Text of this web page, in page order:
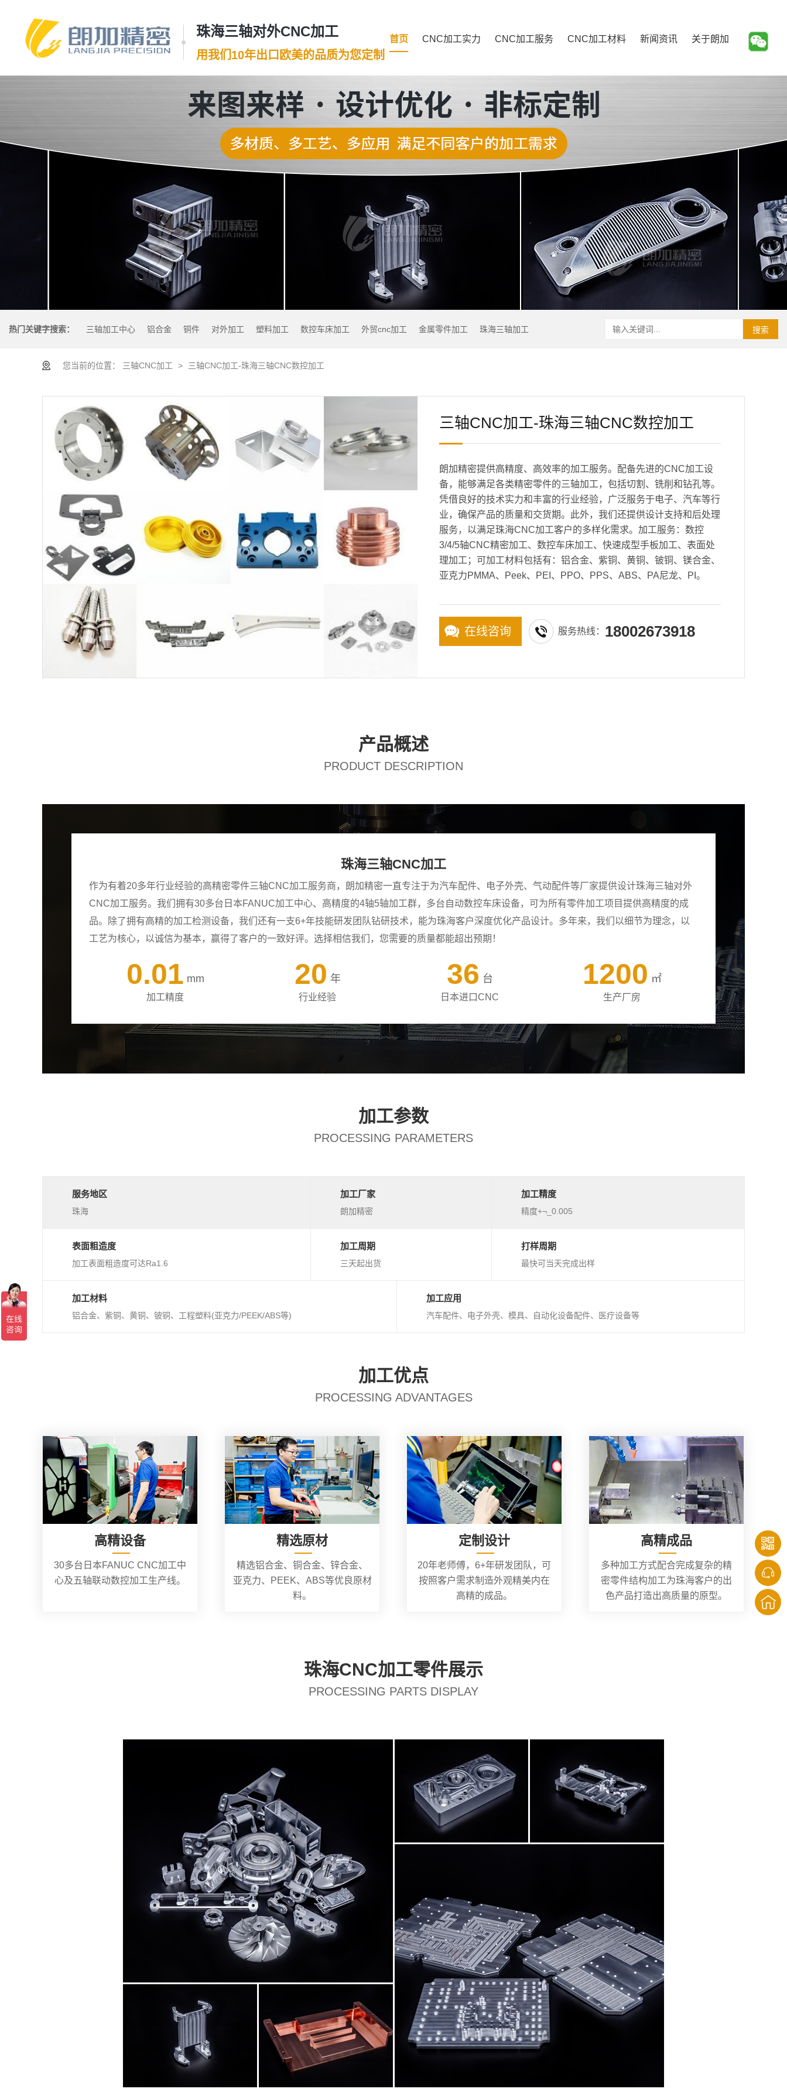
珠海三轴对外CNC加工
用我们10年出口欧美的品质为您定制
首页 CNC加工实力 CNC加工服务 CNC加工材料 新闻资讯 关于朗加
热门关键字搜索： 三轴加工中心 铝合金 铜件 对外加工 塑料加工 数控车床加工 外贸cnc加工 金属零件加工 珠海三轴加工 搜索
您当前的位置： 三轴CNC加工 > 三轴CNC加工-珠海三轴CNC数控加工
三轴CNC加工-珠海三轴CNC数控加工
朗加精密提供高精度、高效率的加工服务。配备先进的CNC加工设
备，能够满足各类精密零件的三轴加工，包括切割、铣削和钻孔等。
凭借良好的技术实力和丰富的行业经验，广泛服务于电子、汽车等行
业，确保产品的质量和交货期。此外，我们还提供设计支持和后处理
服务，以满足珠海CNC加工客户的多样化需求。加工服务：数控
3/4/5轴CNC精密加工、数控车床加工、快速成型手板加工、表面处
理加工；可加工材料包括有：铝合金、紫铜、黄铜、铍铜、镁合金、
亚克力PMMA、Peek、PEI、PPO、PPS、ABS、PA尼龙、PI。
在线咨询 服务热线： 18002673918
产品概述
PRODUCT DESCRIPTION
珠海三轴CNC加工
作为有着20多年行业经验的高精密零件三轴CNC加工服务商，朗加精密一直专注于为汽车配件、电子外壳、气动配件等厂家提供设计珠海三轴对外
CNC加工服务。我们拥有30多台日本FANUC加工中心、高精度的4轴5轴加工群，多台自动数控车床设备，可为所有零件加工项目提供高精度的成
品。除了拥有高精的加工检测设备，我们还有一支6+年技能研发团队钻研技术，能为珠海客户深度优化产品设计。多年来，我们以细节为理念，以
工艺为核心，以诚信为基本，赢得了客户的一致好评。选择相信我们，您需要的质量都能超出预期！
0.01 mm
加工精度
20 年
行业经验
36 台
日本进口CNC
1200 ㎡
生产厂房
加工参数
PROCESSING PARAMETERS
服务地区
珠海
加工厂家
朗加精密
加工精度
精度+¬_0.005
表面粗造度
加工表面粗造度可达Ra1.6
加工周期
三天起出货
打样周期
最快可当天完成出样
加工材料
铝合金、紫铜、黄铜、铍铜、工程塑料(亚克力/PEEK/ABS等)
加工应用
汽车配件、电子外壳、模具、自动化设备配件、医疗设备等
加工优点
PROCESSING ADVANTAGES
高精设备
30多台日本FANUC CNC加工中
心及五轴联动数控加工生产线。
精选原材
精选铝合金、铜合金、锌合金、
亚克力、PEEK、ABS等优良原材
料。
定制设计
20年老师傅，6+年研发团队，可
按照客户需求制造外观精美内在
高精的成品。
高精成品
多种加工方式配合完成复杂的精
密零件结构加工为珠海客户的出
色产品打造出高质量的原型。
珠海CNC加工零件展示
PROCESSING PARTS DISPLAY